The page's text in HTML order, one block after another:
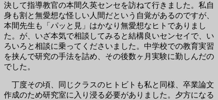
決して指導教官の本間久英センセを訪ねて行きました。私自
身も割と無愛想な怪しい人間だという自覚があるのですが、
本間先生も「パッと見」はかなり無愛想なヒトでありまし
た。が、いざ本気で相談してみると結構良いセンセイで、い
ろいろと相談に乗ってくださいました。中学校での教育実習
を挟んで研究の手法を詰め、その後数ヶ月実験に勤しんだの
でした。
丁度その頃、同じクラスのヒトビトも私と同様、卒業論文
作成のため研究室に入り浸る必要がありました。夕方になる